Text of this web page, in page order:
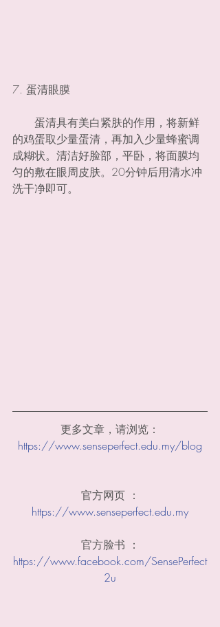
7. 蛋清眼膜
蛋清具有美白紧肤的作用，将新鲜
的鸡蛋取少量蛋清，再加入少量蜂蜜调
成糊状。清洁好脸部，平卧，将面膜均
匀的敷在眼周皮肤。20分钟后用清水冲
洗干净即可。
更多文章，请浏览：
https://www.senseperfect.edu.my/blog
官方网页 ：
https://www.senseperfect.edu.my​
官方脸书 ：
https://www.facebook.com/SensePerfect
2u